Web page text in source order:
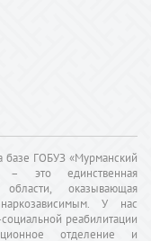
базе ГОБУЗ «Мурманский
– это единственная
области, оказывающая
У нас
реабилитации
отделение и